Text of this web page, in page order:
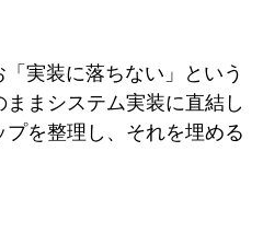
実装に落ちない」という
まシステム実装に直結し
を整理し、それを埋める